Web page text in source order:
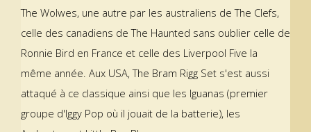
The Wolwes, une autre par les australiens de The Clefs,
celle des canadiens de The Haunted sans oublier celle de
Ronnie Bird en France et celle des Liverpool Five la
même année. Aux USA, The Bram Rigg Set s'est aussi
attaqué à ce classique ainsi que les Iguanas (premier
groupe d'Iggy Pop où il jouait de la batterie), les